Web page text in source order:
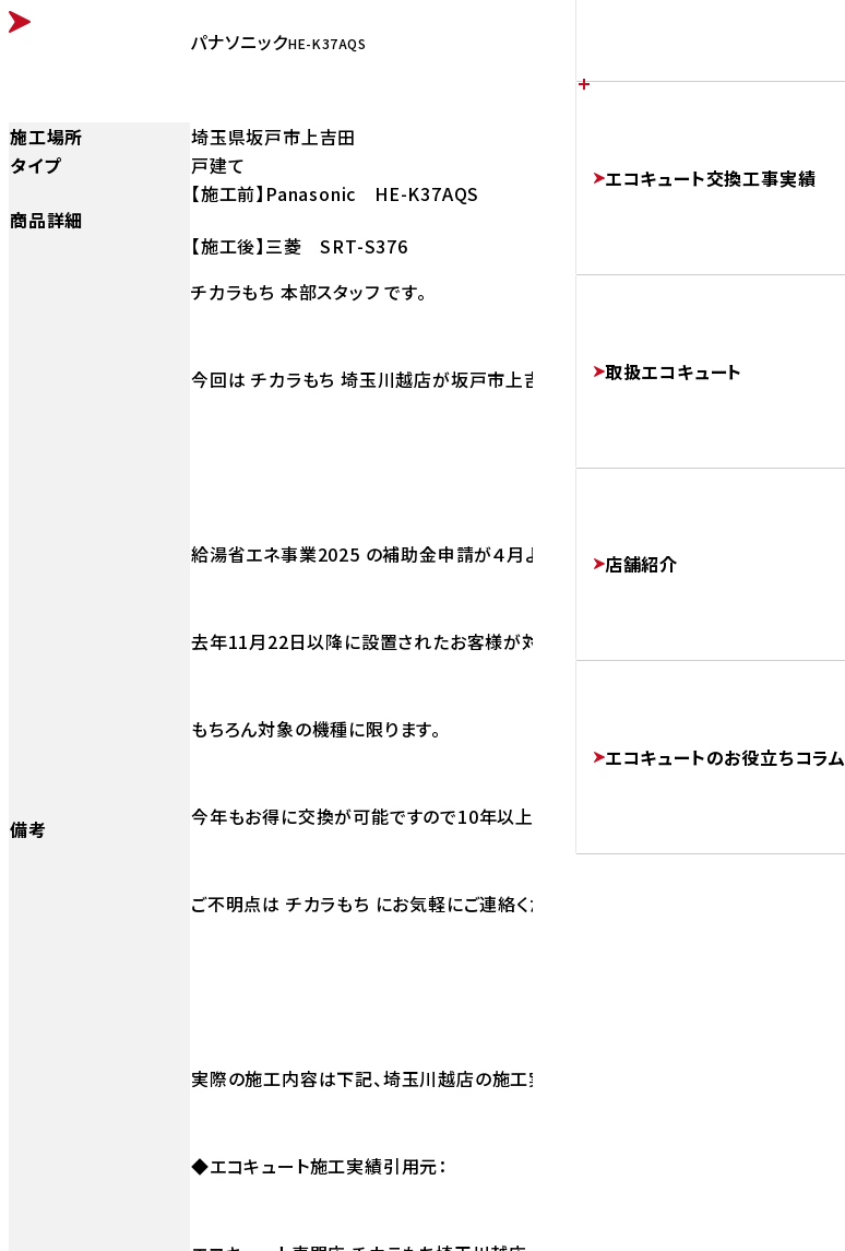
BETTER
FLOW
エコキュート交換工事実績
取扱エコキュート
店舗紹介
エコキュートのお役立ちコラム
BEFOREパナソニックHE-K37AQS
施工場所
埼玉県坂戸市上吉田
タイプ
戸建て
商品詳細
【施工前】Panasonic HE-K37AQS
【施工後】三菱 SRT-S376
備考
チカラもち 本部スタッフ です。
今回は チカラもち 埼玉川越店が坂戸市上吉田でエコキュートを交換しました。
給湯省エネ事業2025 の補助金申請が４月より開始予定です。
去年11月22日以降に設置されたお客様が対象となります。
もちろん対象の機種に限ります。
今年もお得に交換が可能ですので10年以上お使いのお客様はご検討ください。
ご不明点は チカラもち にお気軽にご連絡ください。
実際の施工内容は下記、埼玉川越店の施工実績をご覧ください。
◆エコキュート施工実績引用元：